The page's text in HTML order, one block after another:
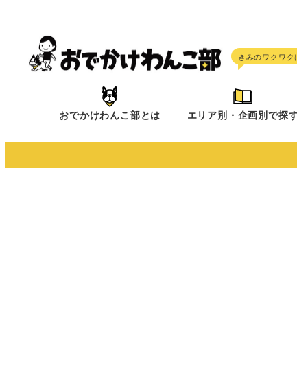
へ
おでかけわんこ部とは エリア別・企画別で探